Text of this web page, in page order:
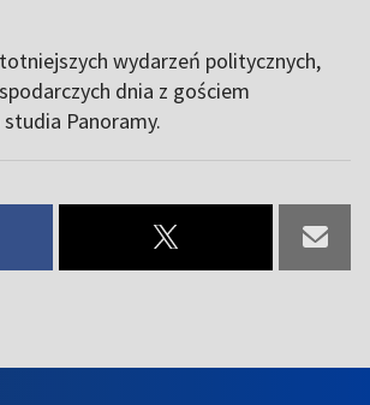
wydarzeń politycznych,
dnia z gościem
Panoramy.